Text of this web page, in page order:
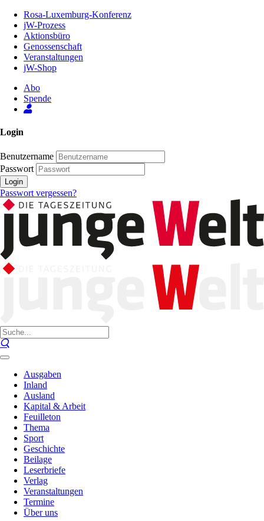
Inhalt
Seite
Rosa-Luxemburg-Konferenz
jW-Prozess
Aktionsbüro
Genossenschaft
Veranstaltungen
jW-Shop
Abo
Spende
Login
Benutzername
Passwort
Login
Passwort vergessen?
Ausgaben
Inland
Ausland
Kapital & Arbeit
Feuilleton
Thema
Sport
Geschichte
Beilage
Leserbriefe
Verlag
Veranstaltungen
Termine
Über uns